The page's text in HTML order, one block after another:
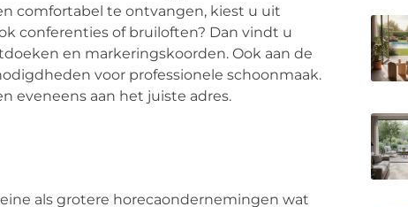
comfortabel te ontvangen, kiest u uit
conferenties of bruiloften? Dan vindt u
en markeringskoorden. Ook aan de
voor professionele schoonmaak.
eveneens aan het juiste adres.
als grotere horecaondernemingen wat